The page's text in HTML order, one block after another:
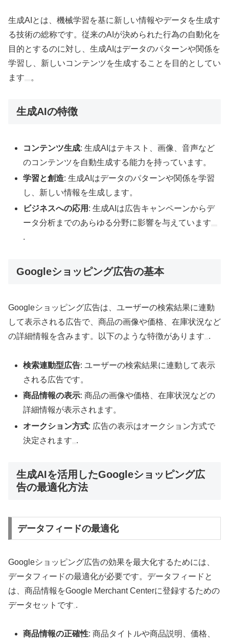
生成AIとは、機械学習を基に新しい情報やデータを生成す
る技術の総称です。従来のAIが決められた行為の自動化を
目的とするのに対し、生成AIはデータのパターンや関係を
学習し、新しいコンテンツを生成することを目的としてい
ます
。
生成AIの特徴
コンテンツ生成: 生成AIはテキスト、画像、音声など
のコンテンツを自動生成する能力を持っています。
学習と創造: 生成AIはデータのパターンや関係を学習
し、新しい情報を生成します。
ビジネスへの応用 : 生成AIは広告キャンペーンからデ
ータ分析までのあらゆる分野に影響を与えています
.
Googleショッピング広告の基本
Googleショッピング広告は、ユーザーの検索結果に連動
して表示される広告で、商品の画像や価格、在庫状況など
の詳細情報を含みます。以下のような特徴があります .
検索連動型広告: ユーザーの検索結果に連動して表示
される広告です。
商品情報の表示: 商品の画像や価格、在庫状況などの
詳細情報が表示されます。
オークション方式: 広告の表示はオークション方式で
決定されます .
生成AIを活用したGoogleショッピング広
告の最適化方法
データフィードの最適化
Googleショッピング広告の効果を最大化するためには、
データフィードの最適化が必要です。データフィードと
は、商品情報をGoogle Merchant Centerに登録するための
データセットです .
商品情報の正確性: 商品タイトルや商品説明、価格、